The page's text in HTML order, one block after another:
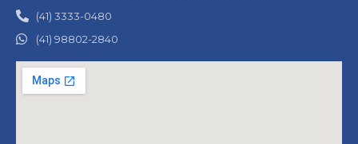
(41) 3333-0480
(41) 98802-2840